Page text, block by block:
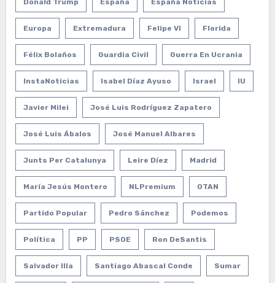
Donald Trump España España Noticias
Europa Extremadura Felipe VI Florida
Félix Bolaños Guardia Civil Guerra En Ucrania
InstaNoticias Isabel Díaz Ayuso Israel IU
Javier Milei José Luis Rodríguez Zapatero
José Luis Ábalos José Manuel Albares
Junts Per Catalunya Leire Díez Madrid
María Jesús Montero NLPremium OTAN
Partido Popular Pedro Sánchez Podemos
Política PP PSOE Ron DeSantis
Salvador Illa Santiago Abascal Conde Sumar